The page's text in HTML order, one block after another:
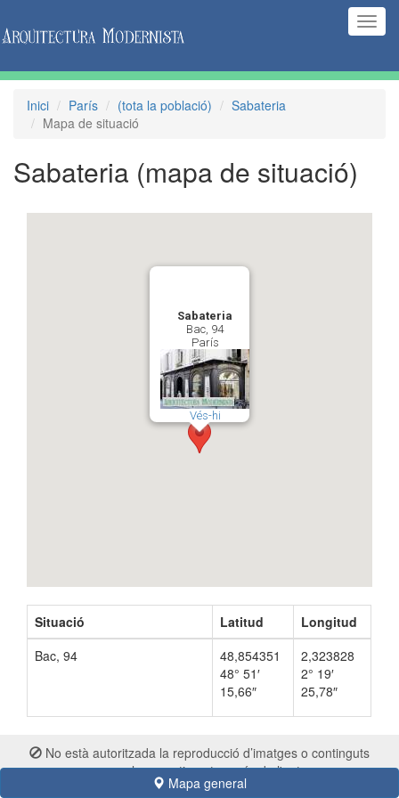
Inici París (tota la població)
Sabateria
Mapa de situació
Sabateria (mapa de situació)
Sabateria
Bac, 94
París
Vés-hi
Situació Latitud
Longitud
Bac, 94
48,854351
48° 51′
15,66″
2,323828
2° 19′
25,78″
Mapa general
No està autoritzada la reproducció d’imatges o continguts
sense el consentiment exprés de l'autor